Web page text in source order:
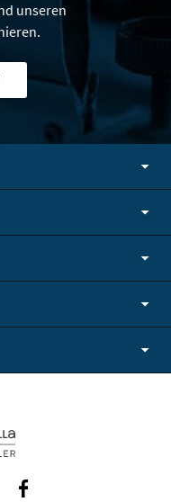
unseren